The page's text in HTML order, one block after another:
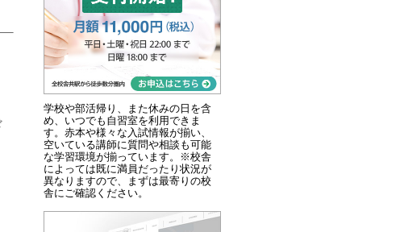
学校や部活帰り、また休みの日を含
め、いつでも自習室を利用できま
す。赤本や様々な入試情報が揃い、
空いている講師に質問や相談も可能
な学習環境が揃っています。※校舎
によっては既に満員だったり状況が
異なりますので、まずは最寄りの校
舎にご確認ください。